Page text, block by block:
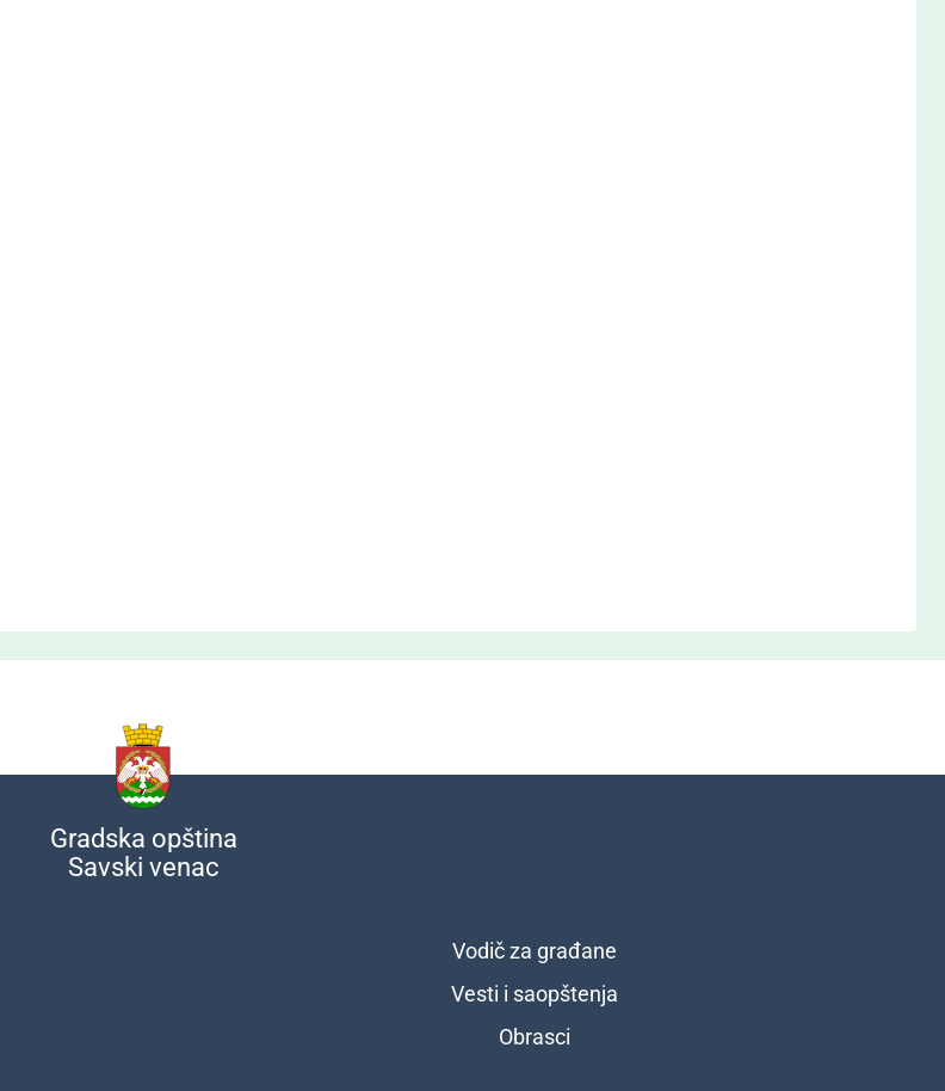
Gradska opština
Savski venac
Vodič za građane
Vesti i saopštenja
Obrasci